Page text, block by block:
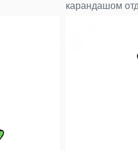
карандашом